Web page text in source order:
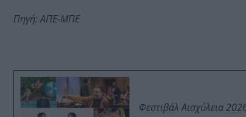
Πηγή: ΑΠΕ-ΜΠΕ
Φεστιβάλ Αισχύλεια